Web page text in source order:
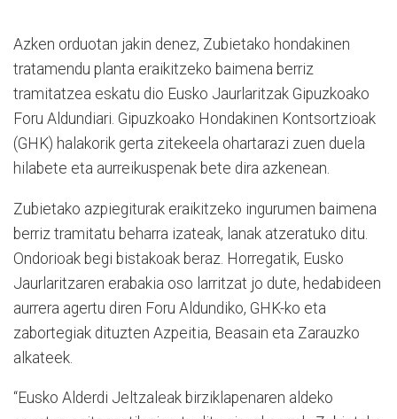
Azken orduotan jakin denez, Zubietako hondakinen
tratamendu planta eraikitzeko baimena berriz
tramitatzea eskatu dio Eusko Jaurlaritzak Gipuzkoako
Foru Aldundiari. Gipuzkoako Hondakinen Kontsortzioak
(GHK) halakorik gerta zitekeela ohartarazi zuen duela
hilabete eta aurreikuspenak bete dira azkenean.
Zubietako azpiegiturak eraikitzeko ingurumen baimena
berriz tramitatu beharra izateak, lanak atzeratuko ditu.
Ondorioak begi bistakoak beraz. Horregatik, Eusko
Jaurlaritzaren erabakia oso larritzat jo dute, hedabideen
aurrera agertu diren Foru Aldundiko, GHK-ko eta
zabortegiak dituzten Azpeitia, Beasain eta Zarauzko
alkateek.
“Eusko Alderdi Jeltzaleak birziklapenaren aldeko